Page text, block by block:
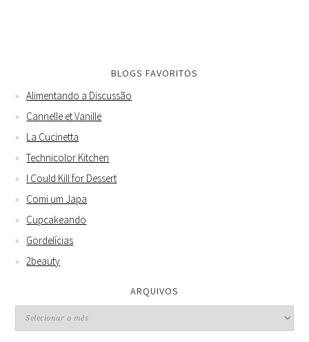
BLOGS FAVORITOS
Alimentando a Discussão
Cannelle et Vanille
La Cucinetta
Technicolor Kitchen
I Could Kill for Dessert
Comi um Japa
Cupcakeando
Gordelícias
2beauty
ARQUIVOS